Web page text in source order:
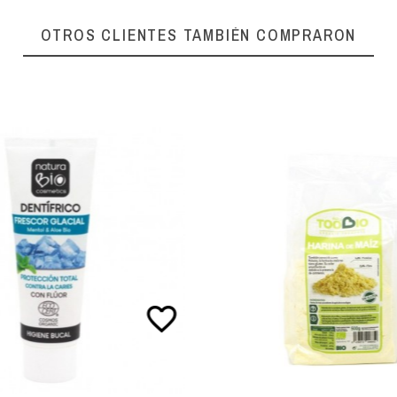
OTROS CLIENTES TAMBIÉN COMPRARON
favorite_border